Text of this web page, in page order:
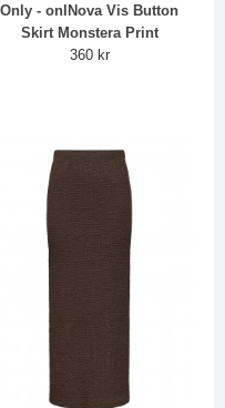
Only - onlNova Vis Button
Skirt Monstera Print
360 kr